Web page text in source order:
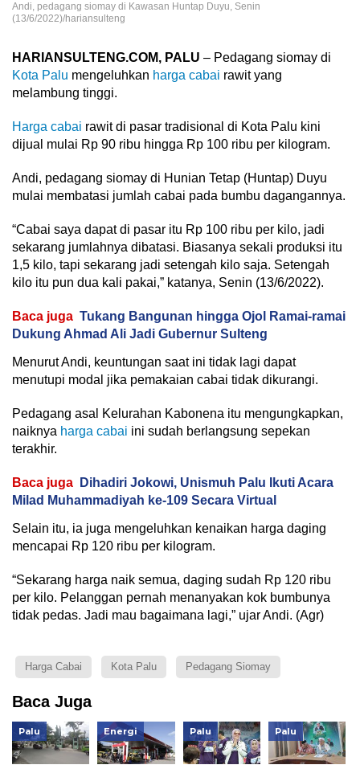
Andi, pedagang siomay di Kawasan Huntap Duyu, Senin
(13/6/2022)/hariansulteng
HARIANSULTENG.COM, PALU – Pedagang siomay di
Kota Palu mengeluhkan harga cabai rawit yang
melambung tinggi.
Harga cabai rawit di pasar tradisional di Kota Palu kini
dijual mulai Rp 90 ribu hingga Rp 100 ribu per kilogram.
Andi, pedagang siomay di Hunian Tetap (Huntap) Duyu
mulai membatasi jumlah cabai pada bumbu dagangannya.
“Cabai saya dapat di pasar itu Rp 100 ribu per kilo, jadi
sekarang jumlahnya dibatasi. Biasanya sekali produksi itu
1,5 kilo, tapi sekarang jadi setengah kilo saja. Setengah
kilo itu pun dua kali pakai,” katanya, Senin (13/6/2022).
Baca juga Tukang Bangunan hingga Ojol Ramai-ramai
Dukung Ahmad Ali Jadi Gubernur Sulteng
Menurut Andi, keuntungan saat ini tidak lagi dapat
menutupi modal jika pemakaian cabai tidak dikurangi.
Pedagang asal Kelurahan Kabonena itu mengungkapkan,
naiknya harga cabai ini sudah berlangsung sepekan
terakhir.
Baca juga
Dihadiri Jokowi, Unismuh Palu Ikuti Acara
Milad Muhammadiyah ke-109 Secara Virtual
Selain itu, ia juga mengeluhkan kenaikan harga daging
mencapai Rp 120 ribu per kilogram.
“Sekarang harga naik semua, daging sudah Rp 120 ribu
per kilo. Pelanggan pernah menanyakan kok bumbunya
tidak pedas. Jadi mau bagaimana lagi,” ujar Andi. (Agr)
Harga Cabai Kota Palu Pedagang Siomay
Baca Juga
Palu Energi Palu Palu